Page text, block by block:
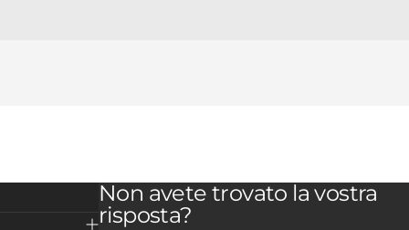
Non avete trovato la vostra
risposta?